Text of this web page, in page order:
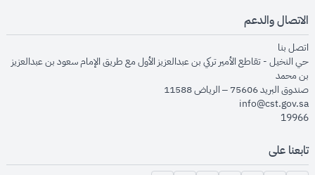
الاتصال والدعم
اتصل بنا
حي النخيل - تقاطع الأمير تركي بن عبدالعزيز الأول مع طريق الإمام سعود بن عبدالعزيز
بن محمد
صندوق البريد 75606 – الرياض 11588
info@cst.gov.sa
19966
تابعنا على